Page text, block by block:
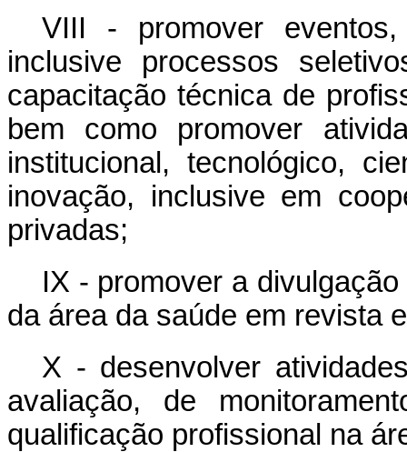
VIII - promover
inclusive processos
capacitação técnica de
bem como promover
institucional, tecnológico,
inovação, inclusive em
privadas;
IX - promover a
da área da saúde em revista
X - desenvolver
avaliação, de
qualificação profissional na